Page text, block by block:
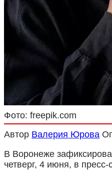
Фото: freepik.com
Автор Валерия Юрова
В Воронеже
четверг, 4 июня, в